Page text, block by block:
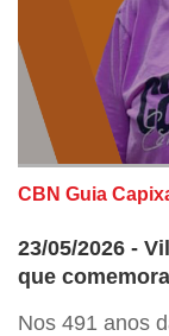
CBN Guia
23/05/2026 -
que
Nos 491 anos